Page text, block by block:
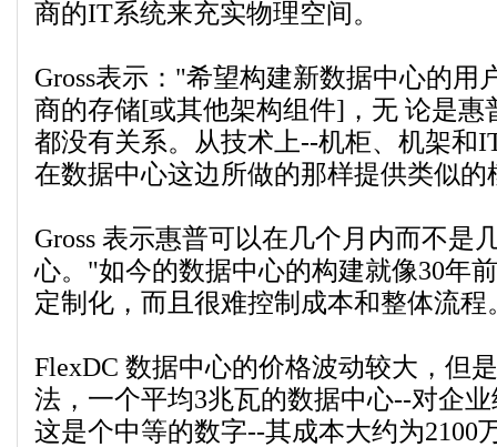
商的IT系统来充实物理空间。
Gross表示："希望构建新数据中心的用
商的存储[或其他架构组件]，无 论是惠
都没有关系。从技术上--机柜、机架和
在数据中心这边所做的那样提供类似的
Gross 表示惠普可以在几个月内而不是
心。"如今的数据中心的构建就像30年
定制化，而且很难控制成本和整体流程
FlexDC 数据中心的价格波动较大，但
法，一个平均3兆瓦的数据中心--对企
这是个中等的数字--其成本大约为2100